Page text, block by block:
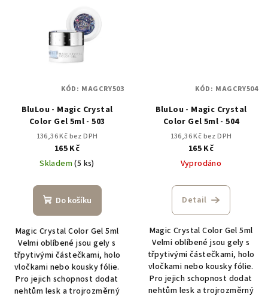
BluLou - Magic Crystal
Color Gel 5ml - 503
136,36 Kč bez DPH
165 Kč
Skladem(5 ks)
Do košíku
Magic Crystal Color Gel 5ml
Velmi oblíbené jsou gely s
třpytivými částečkami, holo
vločkami nebo kousky fólie.
Pro jejich schopnost dodat
nehtům lesk a trojrozměrný
KÓD: MAGCRY503
BluLou - Magic Crystal
Color Gel 5ml - 504
136,36 Kč bez DPH
165 Kč
Vyprodáno
Detail
Magic Crystal Color Gel 5ml
Velmi oblíbené jsou gely s
třpytivými částečkami, holo
vločkami nebo kousky fólie.
Pro jejich schopnost dodat
nehtům lesk a trojrozměrný
KÓD: MAGCRY504